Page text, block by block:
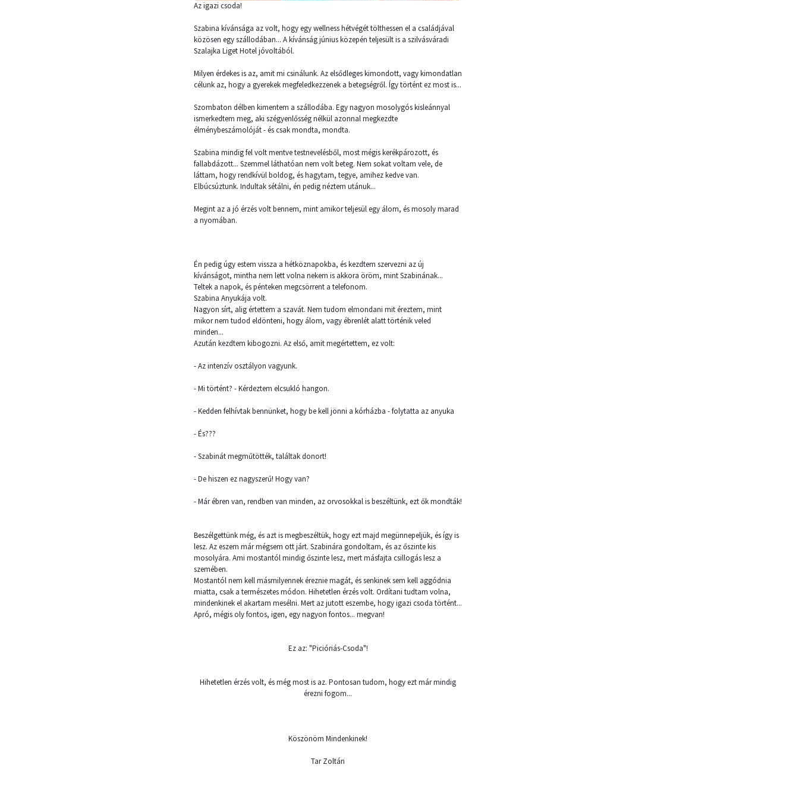
Az igazi csoda!
Szabina kívánsága az volt, hogy egy wellness hétvégét tölthessen el a családjával
közösen egy szállodában... A kívánság június közepén teljesült is a szilvásváradi
Szalajka Liget Hotel jóvoltából.
Milyen érdekes is az, amit mi csinálunk. Az elsődleges kimondott, vagy kimondatlan
célunk az, hogy a gyerekek megfeledkezzenek a betegségről. Így történt ez most is...
Szombaton délben kimentem a szállodába. Egy nagyon mosolygós kisleánnyal
ismerkedtem meg, aki szégyenlősség nélkül azonnal megkezdte
élménybeszámolóját - és csak mondta, mondta.
Szabina mindig fel volt mentve testnevelésből, most mégis kerékpározott, és
fallabdázott... Szemmel láthatóan nem volt beteg. Nem sokat voltam vele, de
láttam, hogy rendkívül boldog, és hagytam, tegye, amihez kedve van.
Elbúcsúztunk. Indultak sétálni, én pedig néztem utánuk...
Megint az a jó érzés volt bennem, mint amikor teljesül egy álom, és mosoly marad
a nyomában.
Én pedig úgy estem vissza a hétköznapokba, és kezdtem szervezni az új
kívánságot, mintha nem lett volna nekem is akkora öröm, mint Szabinának...
Teltek a napok, és pénteken megcsörrent a telefonom.
Szabina Anyukája volt.
Nagyon sírt, alig értettem a szavát. Nem tudom elmondani mit éreztem, mint
mikor nem tudod eldönteni, hogy álom, vagy ébrenlét alatt történik veled
minden...
Azután kezdtem kibogozni. Az első, amit megértettem, ez volt:
- Az intenzív osztályon vagyunk.
- Mi történt? - Kérdeztem elcsukló hangon.
- Kedden felhívtak bennünket, hogy be kell jönni a kórházba - folytatta az anyuka
- És???
- Szabinát megműtötték, találtak donort!
- De hiszen ez nagyszerű! Hogy van?
- Már ébren van, rendben van minden, az orvosokkal is beszéltünk, ezt ők mondták!
Beszélgettünk még, és azt is megbeszéltük, hogy ezt majd megünnepeljük, és így is
lesz. Az eszem már mégsem ott járt. Szabinára gondoltam, és az őszinte kis
mosolyára. Ami mostantól mindig őszinte lesz, mert másfajta csillogás lesz a
szemében.
Mostantól nem kell másmilyennek éreznie magát, és senkinek sem kell aggódnia
miatta, csak a természetes módon. Hihetetlen érzés volt. Ordítani tudtam volna,
mindenkinek el akartam mesélni. Mert az jutott eszembe, hogy igazi csoda történt...
Apró, mégis oly fontos, igen, egy nagyon fontos... megvan!
Ez az: "Picióriás-Csoda"!
Hihetetlen érzés volt, és még most is az. Pontosan tudom, hogy ezt már mindig
érezni fogom...
Köszönöm Mindenkinek!
Tar Zoltán